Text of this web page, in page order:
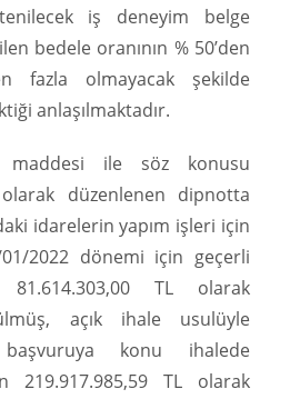
iş deneyim belge
bedele oranının % 50’den
fazla olmayacak şekilde
anlaşılmaktadır.
maddesi ile söz konusu
düzenlenen dipnotta
idarelerin yapım işleri için
2022 dönemi için geçerli
TL olarak
açık ihale usulüyle
başvuruya konu ihalede
219.917.985,59 TL olarak